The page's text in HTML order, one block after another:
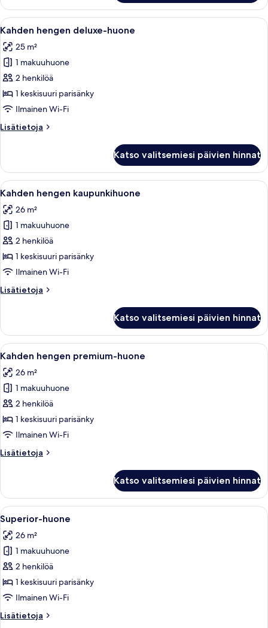
premium-
huone
Avaa
kaikki
huonetyypin
Kahden
hengen
deluxe-
huone
Ylelliset vuodevaatteet, minibaari,
4
Kahden hengen deluxe-huone
25 m²
1 makuuhuone
2 henkilöä
1 keskisuuri parisänky
Ilmainen Wi-Fi
Lisätietoja
Lisätietoja
deluxe-
huone
Katso valitsemiesi päivien hinnat
Avaa
kaikki
huonetyypin
Kahden
hengen
kaupunkihuone
kuvat
Ylelliset vuodevaatteet, minibaari,
5
Kahden hengen kaupunkihuone
26 m²
1 makuuhuone
2 henkilöä
1 keskisuuri parisänky
Ilmainen Wi-Fi
Lisätietoja
Lisätietoja
kaupunkihuone
Katso valitsemiesi päivien hinnat
Avaa
kaikki
huonetyypin
Kahden
hengen
premium-
huone
Ylelliset vuodevaatteet, minibaari,
4
Kahden hengen premium-huone
26 m²
1 makuuhuone
2 henkilöä
1 keskisuuri parisänky
Ilmainen Wi-Fi
Lisätietoja
Lisätietoja
premium-
huone
Katso valitsemiesi päivien hinnat
Avaa
kaikki
huonetyypin
Superior-
huone
kuvat
Ylelliset vuodevaatteet, minibaari,
5
Superior-huone
26 m²
1 makuuhuone
2 henkilöä
1 keskisuuri parisänky
Ilmainen Wi-Fi
Lisätietoja
Lisätietoja